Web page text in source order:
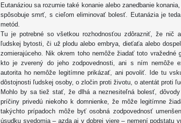
Eutanáziou sa rozumie také konanie alebo zanedbanie
spôsobuje smrť, s cieľom eliminovať bolesť. Eutanázia je
metód.
Tu je potrebné so všetkou rozhodnosťou zdôrazniť, že nič
ľudskej bytosti, či už plodu alebo embrya, dieťaťa alebo
zomierajúceho. Nik okrem toho nemôže žiadať toto vražedné
kto je zverený do jeho zodpovednosti, ani s ním nemôže
autorita ho nemôže legitímne prikázať, ani povoliť. Ide tu
dôstojnosti ľudskej osoby, o zločin proti životu, o atentát proti
Mohlo by sa tiež stať, že dlhá a neznesiteľná bolesť,
príčiny privedú niekoho k domnienke, že môže legitímne
takýchto prípadoch môže byť osobná zodpovednosť
úsudku svedomia – azda aj v dobrej viere – nemení podstatu